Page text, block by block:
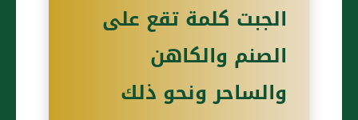
الجبت كلمة تقع على
الصنم والكاهن
والساحر ونحو ذلك